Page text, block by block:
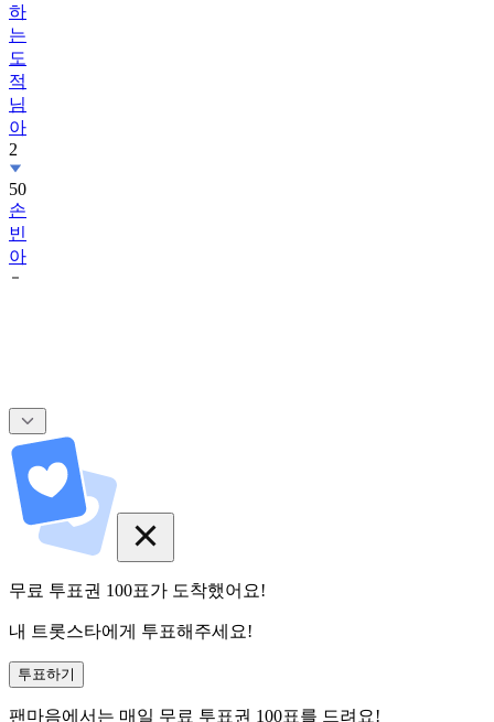
하
는
도
적
님
아
2
50
손
빈
아
무료 투표권 100표가 도착했어요!
내 트롯스타에게 투표해주세요!
투표하기
팬마음에서는 매일 무료 투표권 100표를 드려요!